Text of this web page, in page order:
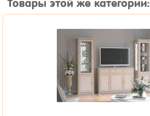
Товары этой же категории: